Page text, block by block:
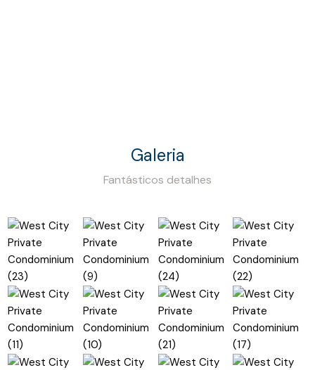
Galeria
Fantásticos detalhes